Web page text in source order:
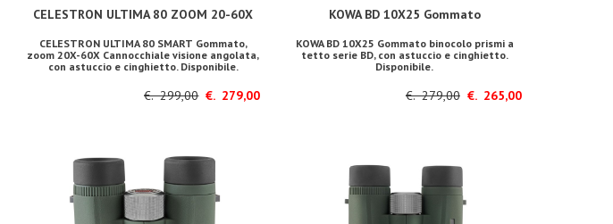
CELESTRON ULTIMA 80 ZOOM 20-60X
CELESTRON ULTIMA 80 SMART Gommato,
zoom 20X-60X Cannocchiale visione angolata,
con astuccio e cinghietto. Disponibile.
€. 299,00€. 279,00
KOWA BD 10X25 Gommato
KOWA BD 10X25 Gommato binocolo prismi a
tetto serie BD, con astuccio e cinghietto.
Disponibile.
€. 279,00€. 265,00